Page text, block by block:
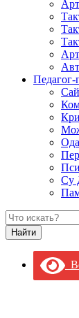
Педагог-
Су